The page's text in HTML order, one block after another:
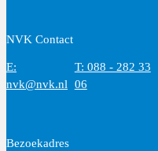
NVK Contact
E:
nvk@nvk.nl
T: 088 - 282 33
06
Bezoekadres